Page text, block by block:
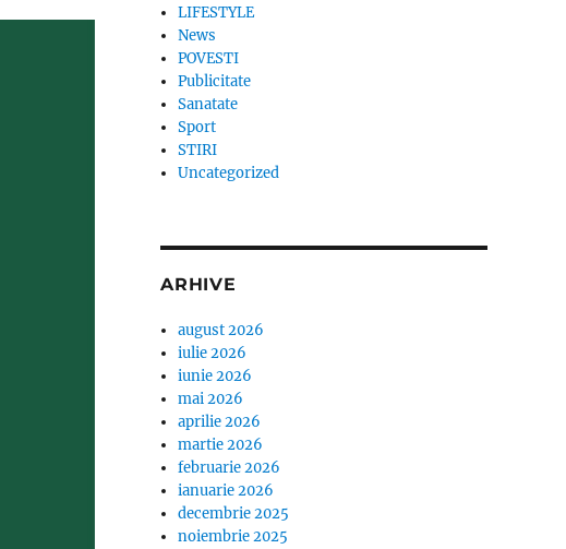
LIFESTYLE
News
POVESTI
Publicitate
Sanatate
Sport
STIRI
Uncategorized
ARHIVE
august 2026
iulie 2026
iunie 2026
mai 2026
aprilie 2026
martie 2026
februarie 2026
ianuarie 2026
decembrie 2025
noiembrie 2025